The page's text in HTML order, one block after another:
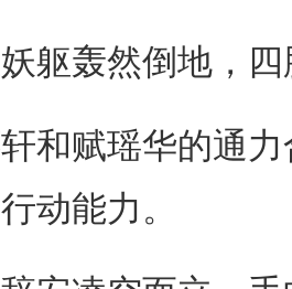
轰然倒地，四
赋瑶华的通力
动能力。